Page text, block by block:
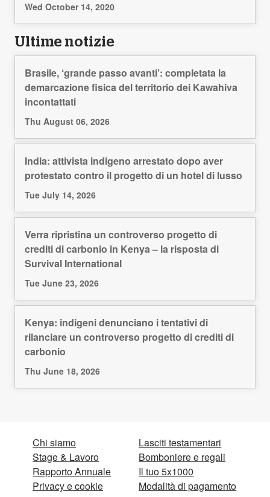
Wed October 14, 2020
Ultime notizie
Brasile, ‘grande passo avanti’: completata la
demarcazione fisica del territorio dei Kawahiva
incontattati
Thu August 06, 2026
India: attivista indigeno arrestato dopo aver
protestato contro il progetto di un hotel di lusso
Tue July 14, 2026
Verra ripristina un controverso progetto di
crediti di carbonio in Kenya – la risposta di
Survival International
Tue June 23, 2026
Kenya: indigeni denunciano i tentativi di
rilanciare un controverso progetto di crediti di
carbonio
Thu June 18, 2026
Chi siamo
Stage & Lavoro
Rapporto Annuale
Privacy e cookie
Lasciti testamentari
Bomboniere e regali
Il tuo 5x1000
Modalità di pagamento